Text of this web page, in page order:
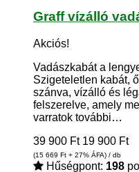
Graff vízálló
Akciós!
Vadászkabát a
Szigeteletlen kabát,
szánva, vízálló és
felszerelve, amely
varratok további…
39 900 Ft 19 900 Ft
(15 669 Ft + 27% ÁFA) / db
Hűségpont: 198